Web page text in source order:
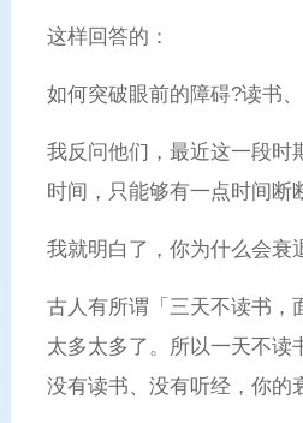
这样回答的：
如何突破眼前的障碍?读书
我反问他们，最近这一段时
时间，只能够有一点时间断
我就明白了，你为什么会衰
古人有所谓「三天不读书，
太多太多了。所以一天不读
没有读书、没有听经，你的